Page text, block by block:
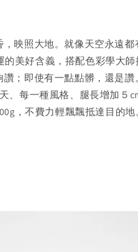
映照大地。就像天空永遠
美好含義，搭配色彩學大
；即使有一點點髒，還是讚。
每一種風格、腿長增加５
，不費力輕飄飄抵達目的地